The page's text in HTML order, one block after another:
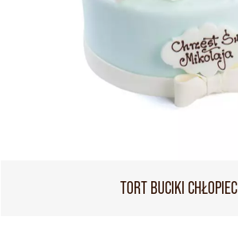
TORT BUCIKI CHŁOPIEC